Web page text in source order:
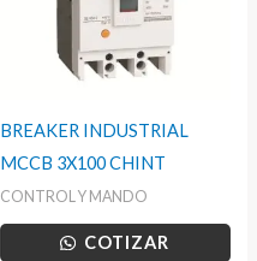
BREAKER INDUSTRIAL
MCCB 3X100 CHINT
CONTROL Y MANDO
COTIZAR